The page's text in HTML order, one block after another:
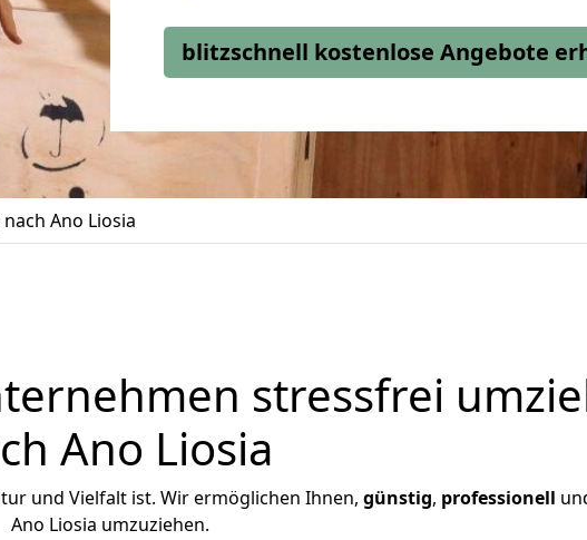
blitzschnell kostenlose Angebote
Ano Liosia
stressfrei
Ano Liosia
und Vielfalt ist. Wir ermöglichen Ihnen, günstig, professionell
Ano Liosia umzuziehen.